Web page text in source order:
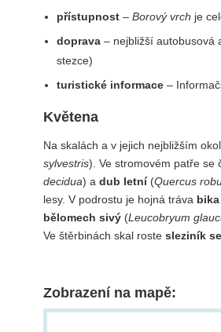
přístupnost –Borový vrch je
doprava – nejbližší autobusová
stezce)
turistické informace –
Květena
Na skalách a v jejich nejbližším
sylvestris). Ve stromovém patře se
decidua) a dub letní(Quercus
lesy. V podrostu je hojná tráva
bělomech sivý (Leucobryum
Ve štěrbinách skal roste sleziník
Zobrazení na mapě: